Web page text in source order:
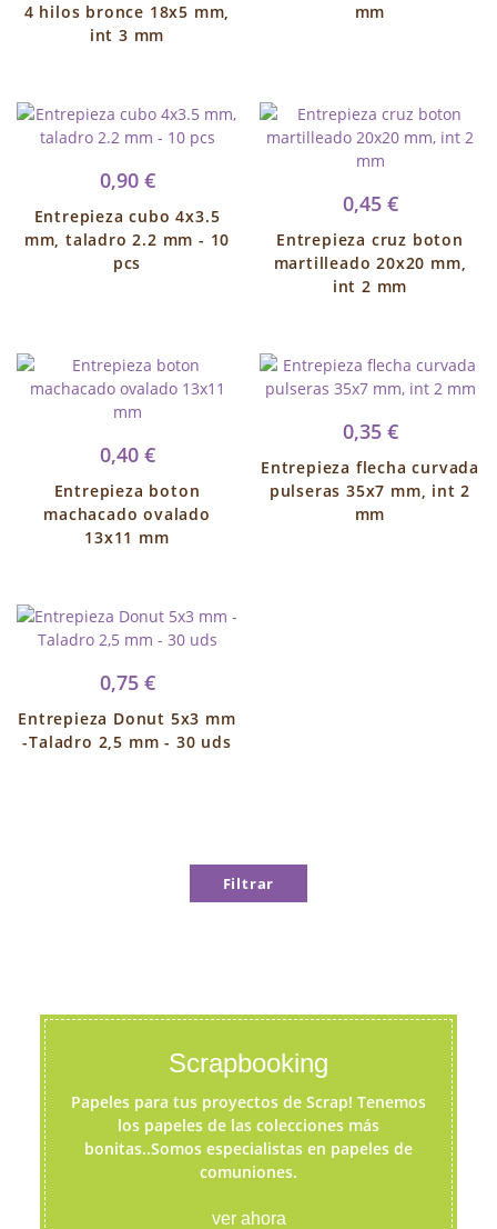
4 hilos bronce 18x5 mm,
int 3 mm
mm
0,90 €
Entrepieza cubo 4x3.5
mm, taladro 2.2 mm - 10
pcs
0,45 €
Entrepieza cruz boton
martilleado 20x20 mm,
int 2 mm
0,40 €
Entrepieza boton
machacado ovalado
13x11 mm
0,35 €
Entrepieza flecha curvada
pulseras 35x7 mm, int 2
mm
0,75 €
Entrepieza Donut 5x3 mm
-Taladro 2,5 mm - 30 uds
Filtrar
Scrapbooking
Papeles para tus proyectos de Scrap! Tenemos
los papeles de las colecciones más
bonitas..Somos especialistas en papeles de
comuniones.
ver ahora